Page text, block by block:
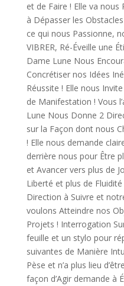
et de Faire ! Elle va nous
à Dépasser les
ce qui nous Passionne,
VIBRER, Ré-Éveille une
Dame Lune Nous
Concrétiser nos Idées
Réussite ! Elle nous
de Manifestation ! Vous
Lune Nous Donne 2
sur la Façon dont nous
! Elle nous demande
derrière nous pour Être
et Avancer vers plus de
Liberté et plus de
Direction à Suivre et
voulons Atteindre nos
Projets ! Interrogation
feuille et un stylo pour
suivantes de Manière
Pèse et n’a plus lieu
façon d’Agir demande à